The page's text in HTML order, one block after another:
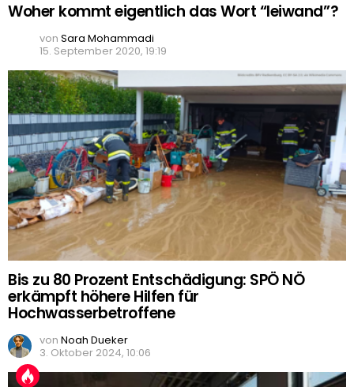
Woher kommt eigentlich das Wort “leiwand”?
von Sara Mohammadi
15. September 2020, 19:19
Bis zu 80 Prozent Entschädigung: SPÖ NÖ
erkämpft höhere Hilfen für
Hochwasserbetroffene
von Noah Dueker
3. Oktober 2024, 10:06